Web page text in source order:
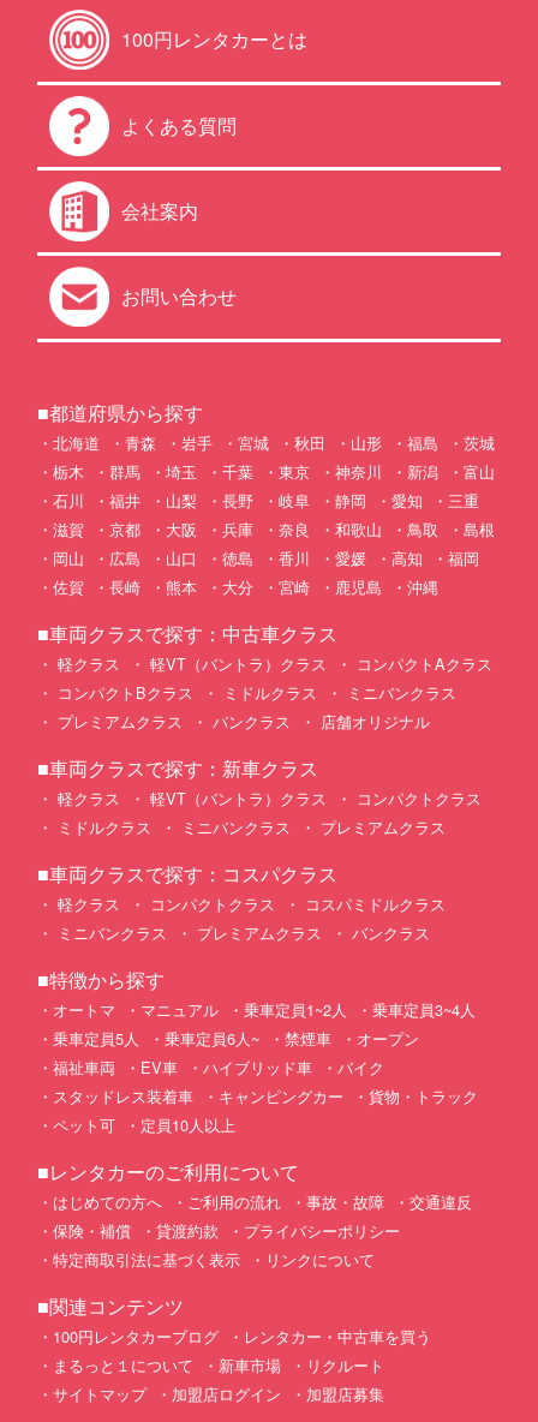
100円レンタカーとは
よくある質問
会社案内
お問い合わせ
■都道府県から探す
北海道 青森 岩手 宮城 秋田 山形 福島
茨城
栃木
群馬 埼玉 千葉 東京 神奈川 新潟
富山
石川
福井 山梨 長野 岐阜 静岡 愛知
三重
滋賀
京都 大阪 兵庫 奈良 和歌山 鳥取
島根
岡山
広島 山口 徳島 香川 愛媛 高知
福岡
佐賀
長崎 熊本 大分 宮崎 鹿児島 沖縄
■車両クラスで探す：中古車クラス
軽クラス 軽VT（バントラ）クラス
コンパクトAクラス
コンパクトBクラス
ミドルクラス
ミニバンクラス
プレミアムクラス
バンクラス 店舗オリジナル
■車両クラスで探す：新車クラス
軽クラス 軽VT（バントラ）クラス
コンパクトクラス
ミドルクラス
ミニバンクラス プレミアムクラス
■車両クラスで探す：コスパクラス
軽クラス コンパクトクラス
コスパミドルクラス
ミニバンクラス
プレミアムクラス バンクラス
■特徴から探す
オートマ マニュアル 乗車定員1~2人
乗車定員3~4人
乗車定員5人
乗車定員6人~ 禁煙車
オープン
福祉車両
EV車 ハイブリッド車
バイク
スタッドレス装着車
キャンピングカー
貨物・トラック
ペット可
定員10人以上
■レンタカーのご利用について
はじめての方へ ご利用の流れ 事故・故障
交通違反
保険・補償
貸渡約款
プライバシーポリシー
特定商取引法に基づく表示
リンクについて
■関連コンテンツ
100円レンタカーブログ
レンタカー・中古車を買う
まるっと１について
新車市場
リクルート
サイトマップ
加盟店ログイン 加盟店募集